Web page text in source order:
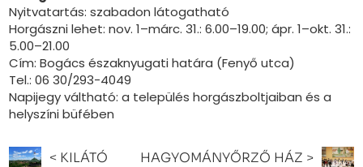
Nyitvatartás: szabadon látogatható
Horgászni lehet: nov. 1–márc. 31.: 6.00–19.00; ápr. 1–okt. 31.:
5.00–21.00
Cím: Bogács északnyugati határa (Fenyő utca)
Tel.: 06 30/293-4049
Napijegy váltható: a település horgászboltjaiban és a
helyszíni büfében
< KILÁTÓ HAGYOMÁNYŐRZŐ HÁZ >